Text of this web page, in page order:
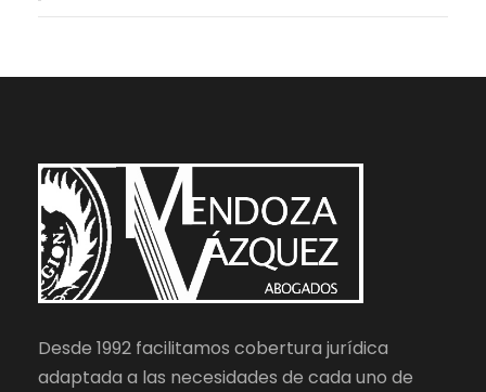
Desde 1992 facilitamos cobertura jurídica
adaptada a las necesidades de cada uno de